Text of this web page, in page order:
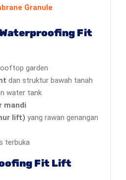
Granule
Fit
garden
dan struktur bawah tanah
water tank
mandi
lift) yang rawan genangan
terbuka
Fit Lift